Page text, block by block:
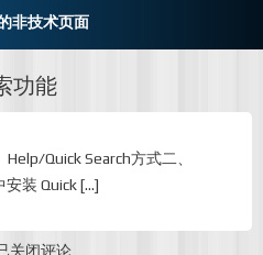
非技术页面
功能
Quick Search方式二、
安装 Quick […]
关闭评论